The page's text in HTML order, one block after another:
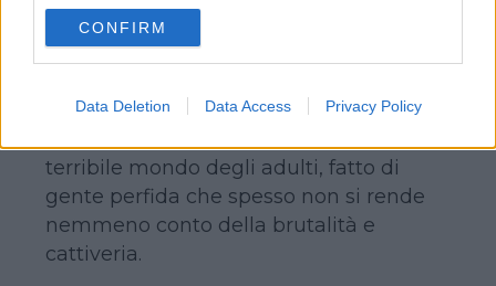
use your data for below specified purposes in below Google
consent section.
CONFIRM
Data Deletion Data Access Privacy Policy
Boyne, il film è stato girato in nove
settimane nell’estate del 2007 e
primo luogo, ma anche la storia di
terribile mondo degli adulti, fatto di
gente perfida che spesso non si rende
nemmeno conto della brutalità e
cattiveria.